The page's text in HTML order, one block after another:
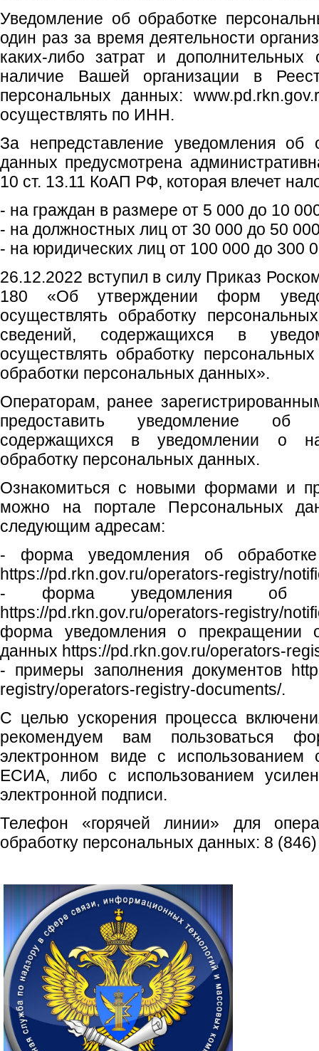
Уведомление об обработке
один раз за время деятельности
каких-либо затрат и дополнительных
наличие Вашей организации в
персональных данных:
осуществлять по ИНН.
За непредставление уведомления об
данных предусмотрена
10 ст. 13.11 КоАП РФ, которая влечет
- на граждан в размере от 5 000 до 10
- на должностных лиц от 30 000 до 50
- на юридических лиц от 100 000 до 300
26.12.2022 вступил в силу Приказ
180 «Об утверждении форм
осуществлять обработку
сведений, содержащихся в
осуществлять обработку
обработки персональных данных».
Операторам, ранее
предоставить уведомление об
содержащихся в уведомлении о
обработку персональных данных.
Ознакомиться с новыми формами и
можно на портале Персональных
следующим адресам:
- форма уведомления об
https://pd.rkn.gov.ru/operators-registry/
- форма уведомления об
https://pd.rkn.gov.ru/operators-
форма уведомления о прекращении
данных https://pd.rkn.gov.ru/operators-
- примеры заполнения документов
registry/operators-registry-documents/.
С целью ускорения процесса
рекомендуем вам пользоваться
электронном виде с использованием
ЕСИА, либо с использованием
электронной подписи.
Телефон «горячей линии» для
обработку персональных данных: 8